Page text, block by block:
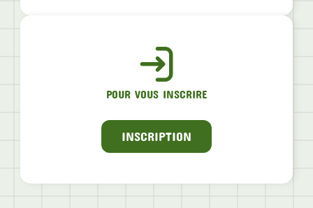
POUR VOUS INSCRIRE
INSCRIPTION